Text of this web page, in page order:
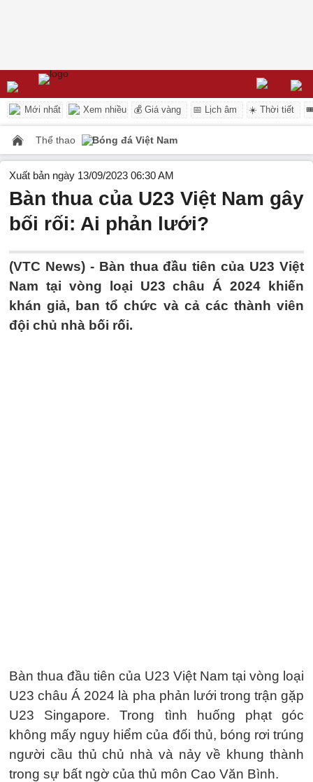
Mới nhất Xem nhiều 💰 Giá vàng 📅 Lịch âm ☀️ Thời tiết
Thể thao Bóng đá Việt Nam
Xuất bản ngày 13/09/2023 06:30 AM
Bàn thua của U23 Việt Nam gây
bối rối: Ai phản lưới?
(VTC News) - Bàn thua đầu tiên của U23 Việt
Nam tại vòng loại U23 châu Á 2024 khiến
khán giả, ban tổ chức và cả các thành viên
đội chủ nhà bối rối.
Bàn thua đầu tiên của U23 Việt Nam tại vòng loại
U23 châu Á 2024 là pha phản lưới trong trận gặp
U23 Singapore. Trong tình huống phạt góc
không mấy nguy hiểm của đối thủ, bóng rơi trúng
người cầu thủ chủ nhà và nảy về khung thành
trong sự bất ngờ của thủ môn Cao Văn Bình.